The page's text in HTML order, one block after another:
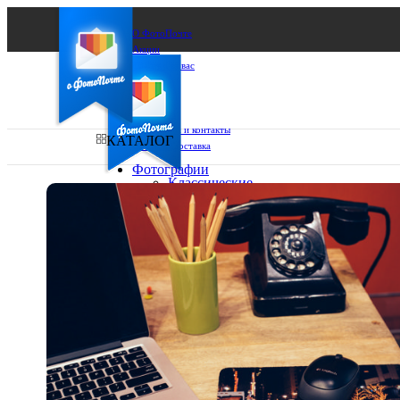
О ФотоПочте
Акции
Сделаем за вас
Бизнесу
FAQ
Франшиза
Поддержка и контакты
Оплата и доставка
Ваш город:
Ваш регион доставки
Выберите из списка:
КАТАЛОГ
Фотографии
Классические
фото
10х10
10х15
13х18
15х15
15х20
20х20
20х30
30х30
30х40
А4
Фото
в